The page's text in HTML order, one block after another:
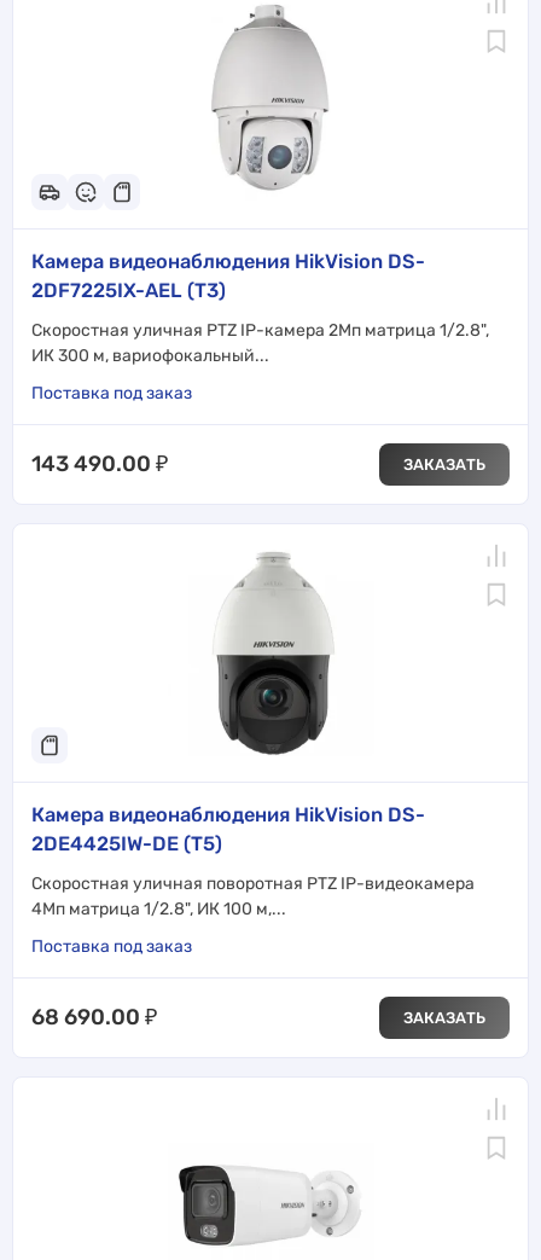
Камера видеонаблюдения HikVision DS-
2DF7225IX-AEL (T3)
Скоростная уличная PTZ IP-камера 2Мп матрица 1/2.8",
ИК 300 м, вариофокальный...
Поставка под заказ
143 490.00 ₽ ЗАКАЗАТЬ
Камера видеонаблюдения HikVision DS-
2DE4425IW-DE (T5)
Скоростная уличная поворотная PTZ IP-видеокамера
4Мп матрица 1/2.8", ИК 100 м,...
Поставка под заказ
68 690.00 ₽ ЗАКАЗАТЬ